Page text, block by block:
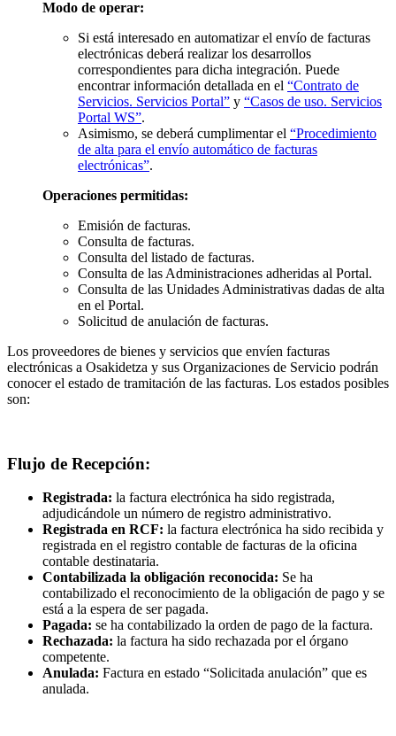
Modo de operar:
Si está interesado en automatizar el envío de facturas
electrónicas deberá realizar los desarrollos
correspondientes para dicha integración. Puede
encontrar información detallada en el “Contrato de
Servicios. Servicios Portal” y “Casos de uso. Servicios
Portal WS”.
Asimismo, se deberá cumplimentar el “Procedimiento
de alta para el envío automático de facturas
electrónicas”.
Operaciones permitidas:
Emisión de facturas.
Consulta de facturas.
Consulta del listado de facturas.
Consulta de las Administraciones adheridas al Portal.
Consulta de las Unidades Administrativas dadas de alta
en el Portal.
Solicitud de anulación de facturas.
Los proveedores de bienes y servicios que envíen facturas
electrónicas a Osakidetza y sus Organizaciones de Servicio podrán
conocer el estado de tramitación de las facturas. Los estados posibles
son:
Flujo de Recepción:
Registrada: la factura electrónica ha sido registrada,
adjudicándole un número de registro administrativo.
Registrada en RCF: la factura electrónica ha sido recibida y
registrada en el registro contable de facturas de la oficina
contable destinataria.
Contabilizada la obligación reconocida: Se ha
contabilizado el reconocimiento de la obligación de pago y se
está a la espera de ser pagada.
Pagada: se ha contabilizado la orden de pago de la factura.
Rechazada: la factura ha sido rechazada por el órgano
competente.
Anulada: Factura en estado “Solicitada anulación” que es
anulada.